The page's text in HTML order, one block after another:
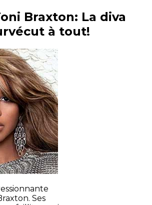
Braxton: La diva
à tout!
Ses